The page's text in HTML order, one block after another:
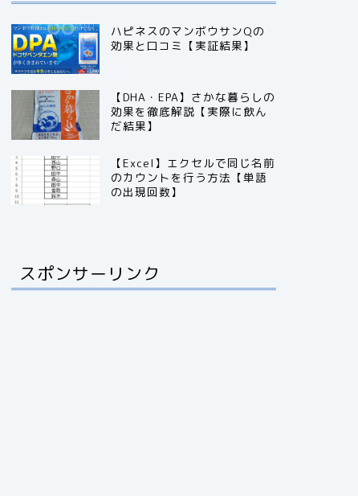
ハピネスのマンボウサンQの
効果と口コミ【実証結果】
【DHA・EPA】さかな暮らしの
効果を徹底解説【実際に飲ん
だ結果】
【Excel】エクセルで同じ名前
のカウントを行う方法【単語
の出現回数】
スポンサーリンク